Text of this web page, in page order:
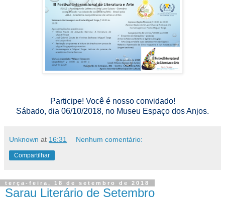
Participe! Você é nosso convidado!
Sábado, dia 06/10/2018, no Museu Espaço dos Anjos.
Unknown at 16:31 Nenhum comentário:
Compartilhar
terça-feira, 18 de setembro de 2018
Sarau Literário de Setembro